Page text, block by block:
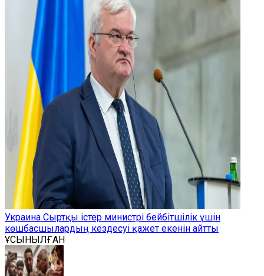
Украина Сыртқы істер министрі бейбітшілік үшін
көшбасшылардың кездесуі қажет екенін айтты
ҰСЫНЫЛҒАН